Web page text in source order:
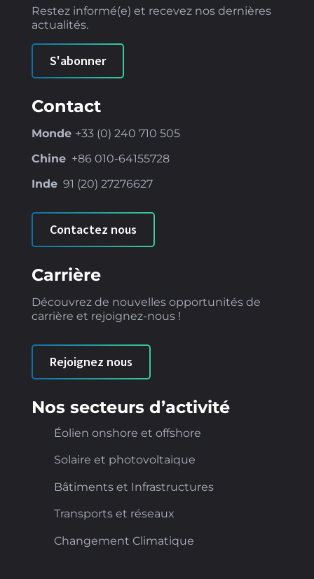
Restez informé(e) et recevez nos dernières
actualités.
S'abonner
Contact
Monde +33 (0) 240 710 505
Chine+86 010-64155728
Inde 91 (20) 27276627
Contactez nous
Carrière
Découvrez de nouvelles opportunités de
carrière et rejoignez-nous !
Rejoignez nous
Nos secteurs d’activité
Éolien onshore et offshore
Solaire et photovoltaïque
Bâtiments et Infrastructures
Transports et réseaux
Changement Climatique